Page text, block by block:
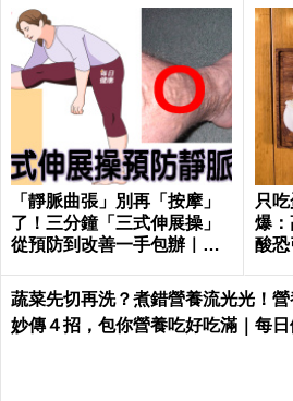
「靜脈曲張」別再「按摩」
了！三分鐘「三式伸展操」
從預防到改善一手包辦｜每
只
爆
酸恐
蔬菜先切再洗？煮錯營養流光光！
妙傳４招，包你營養吃好吃滿｜每日